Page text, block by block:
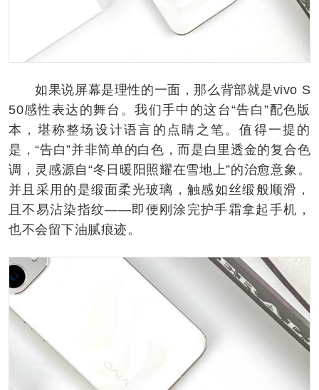
如果说屏幕是理性的一面，那么背部就是vivo S
50感性表达的舞台。我们手中的这台“告白”配色版
本，堪称整场设计语言的点睛之笔。值得一提的
是，“告白”并非简单的白色，而是白里透金的复合色
调，灵感源自“冬日暖阳照耀在雪地上”的治愈意象。
并且采用的是缎面柔光玻璃，触感如丝缎般顺滑，
且不易沾染指纹——即便刚涂完护手霜拿起手机，
也不会留下油腻痕迹。